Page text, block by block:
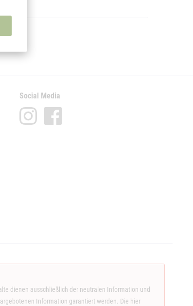
Social Media
dienen ausschließlich der neutralen Information und
Information garantiert werden. Die hier